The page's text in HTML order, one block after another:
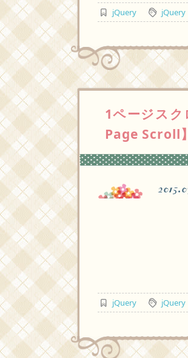
jQuery jQuery
1ページス
Page Scroll】
jQuery jQuery